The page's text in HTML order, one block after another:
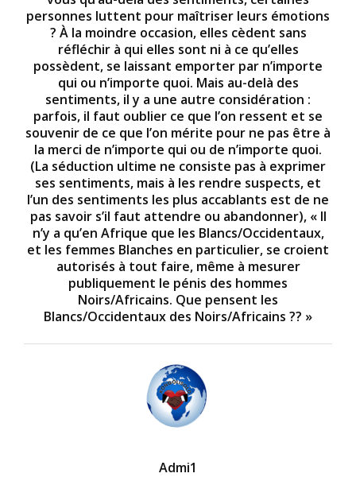
personnes luttent pour maîtriser leurs émotions
? À la moindre occasion, elles cèdent sans
réfléchir à qui elles sont ni à ce qu’elles
possèdent, se laissant emporter par n’importe
qui ou n’importe quoi. Mais au-delà des
sentiments, il y a une autre considération :
parfois, il faut oublier ce que l’on ressent et se
souvenir de ce que l’on mérite pour ne pas être à
la merci de n’importe qui ou de n’importe quoi.
(La séduction ultime ne consiste pas à exprimer
ses sentiments, mais à les rendre suspects, et
l’un des sentiments les plus accablants est de ne
pas savoir s’il faut attendre ou abandonner), « Il
n’y a qu’en Afrique que les Blancs/Occidentaux,
et les femmes Blanches en particulier, se croient
autorisés à tout faire, même à mesurer
publiquement le pénis des hommes
Noirs/Africains. Que pensent les
Blancs/Occidentaux des Noirs/Africains ?? »
Admi1